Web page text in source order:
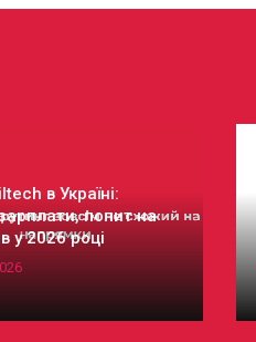
в Україні:
попит на
у 2026 році